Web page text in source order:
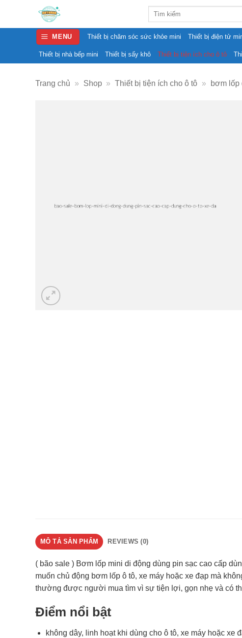
content
Search
MENU Thiết bị chăm sóc sức khỏe mini Thiết bị điện tử
Thiết bị nhà bếp mini Thiết bị sấy khô Thiết bị tiện ích cho ô tô
Trang chủ » Shop » Thiết bị tiện ích cho ô tô »
bơm lốp
MÔ TẢ SẢN PHẨM REVIEWS (0)
( bão sale ) Bơm lốp mini di động dùng pin sạc cao cấp
muốn chủ động bơm lốp ô tô, xe máy hoặc xe đạp mà
thường được người mua tìm vì sự tiện lợi, gọn nhẹ và có
Điểm nổi bật
không dây, linh hoạt khi dùng cho ô tô, xe máy hoặc xe